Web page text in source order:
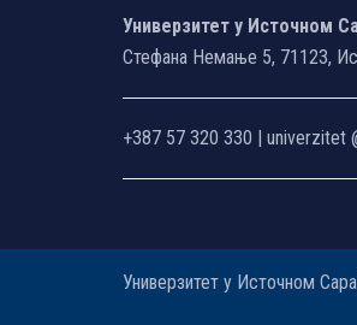
Универзитет у Источном
Стефана Немање 5, 71123,
+387 57 320 330 | univerzitet
Универзитет у Источном